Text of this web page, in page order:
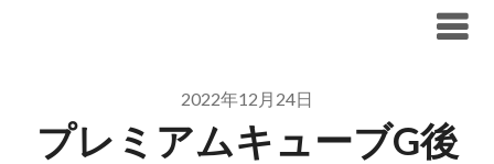
2022年12月24日
プレミアムキューブG後